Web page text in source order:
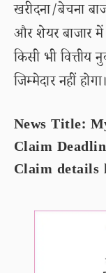
खरीदना/बेचना
और शेयर बाजार
किसी भी वित्तीय
जिम्मेदार नहीं होगा।
News Title:
Claim
Claim details